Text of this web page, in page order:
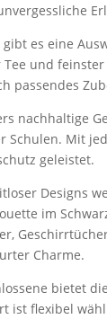
gibt es eine
und
passendes
nachhaltige
Schulen. Mit
geleistet.
Designs
im
Charme.
bietet
ist flexibel